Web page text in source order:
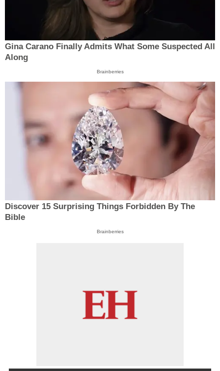
Gina Carano Finally Admits What Some Suspected All
Along
Brainberries
Discover 15 Surprising Things Forbidden By The
Bible
Brainberries